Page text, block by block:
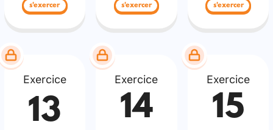
s'exercer s'exercer s'exercer
Exercice
13
Exercice
14
Exercice
15